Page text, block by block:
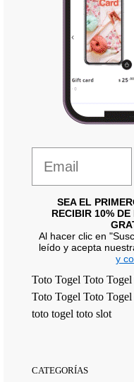
SEA EL
RECIBIR 10%
Al hacer clic en
leído y acepta
y
Toto Togel Toto Togel
Toto Togel Toto Togel
toto togel toto slot
CATEGORÍAS